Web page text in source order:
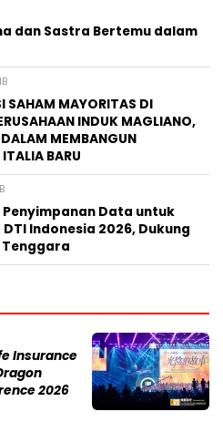
dan Sastra Bertemu dalam
SAHAM MAYORITAS DI
INDUK MAGLIANO,
MEMBANGUN
BARU
Penyimpanan Data untuk
Indonesia 2026, Dukung
Tenggara
Insurance
2026